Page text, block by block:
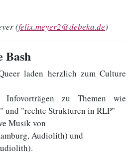
(felix.meyer2@debeka.de)
Bash
laden herzlich zum Culture
zu Themen wie
und "rechte Strukturen in RLP"
Musik von
Audiolith) und